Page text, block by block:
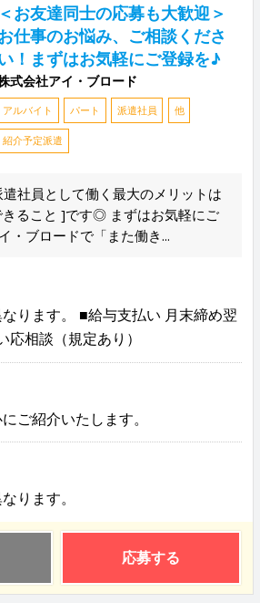
＜お友達同士の応募も大歓迎＞
仕事のお悩み、ご相談くださ
！まずはお気軽にご登録を♪
式会社アイ・ブロード
アルバイト パート 派遣社員 他
紹介予定派遣
社員として働く最大のメリットは
ること ]です◎ まずはお気軽にご
・ブロードで「また働き...
ります。 ■給与支払い 月末締め翌
相談（規定あり）
ご紹介いたします。
ります。
応募する